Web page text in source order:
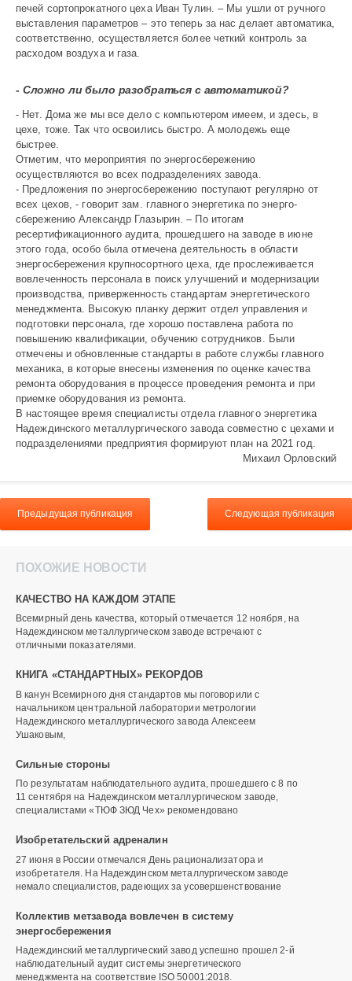
печей сортопрокатного цеха Иван Тулин. – Мы ушли от ручного
выставления параметров – это теперь за нас делает автоматика,
соответственно, осуществляется более четкий контроль за
расходом воздуха и газа.
- Сложно ли было разобраться с автоматикой?
- Нет. Дома же мы все дело с компьютером имеем, и здесь, в
цехе, тоже. Так что освоились быстро. А молодежь еще
быстрее.
Отметим, что мероприятия по энергосбережению
осуществляются во всех подразделениях завода.
- Предложения по энерго­сбережению поступают регулярно от
всех цехов, - говорит зам. главного энергетика по энерго­
сбережению Александр Глазырин. – По итогам
ресертификационного аудита, прошедшего на заводе в июне
этого года, особо была отмечена деятельность в области
энергосбережения крупносортного цеха, где прослеживается
вовлеченность персонала в поиск улучшений и модернизации
производства, приверженность стандартам энергетического
менеджмента. Высокую планку держит отдел управления и
подготовки персонала, где хорошо поставлена работа по
повышению квалификации, обучению сотрудников. Были
отмечены и обновленные стандарты в работе службы главного
механика, в которые внесены изменения по оценке качества
ремонта оборудования в процессе проведения ремонта и при
приемке оборудования из ремонта.
В настоящее время специа­листы отдела главного энергетика
Надеждинского металлургического завода совместно с цехами и
подразделениями предприятия формируют план на 2021 год.
Михаил Орловский
Предыдущая публикация Следующая публикация
ПОХОЖИЕ НОВОСТИ
КАЧЕСТВО НА КАЖДОМ ЭТАПЕ
Всемирный день качества, который отмечается 12 ноября, на
Надеждинском металлургическом заводе встречают с
отличными показателями.
КНИГА «СТАНДАРТНЫХ» РЕКОРДОВ
В канун Всемирного дня стандартов мы поговорили с
начальником центральной лаборатории метрологии
Надеждинского металлургического завода Алексеем
Ушаковым,
Сильные стороны
По результатам наблюдательного аудита, прошедшего с 8 по
11 сентября на Надеждинском металлургическом заводе,
специалистами «ТЮФ ЗЮД Чех» рекомендовано
Изобретательский адреналин
27 июня в России отмечался День рационализатора и
изобретателя. На Надеждинском металлургическом заводе
немало специалистов, радеющих за усовершенствование
Коллектив метзавода вовлечен в систему
энергосбережения
Надеждинский металлургический завод успешно прошел 2-й
наблюдательный аудит системы энергетического
менеджмента на соответствие ISO 50001:2018.